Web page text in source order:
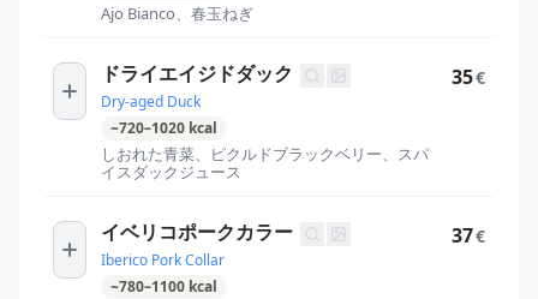
Ajo Bianco、春玉ねぎ
ドライエイジドダック
Dry-aged Duck
~720–1020 kcal
しおれた青菜、ピクルドブラックベリー、スパ
イスダックジュース
35€
イベリコポークカラー
Iberico Pork Collar
~780–1100 kcal
37€